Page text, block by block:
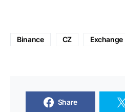
Binance CZ Exchange
Share